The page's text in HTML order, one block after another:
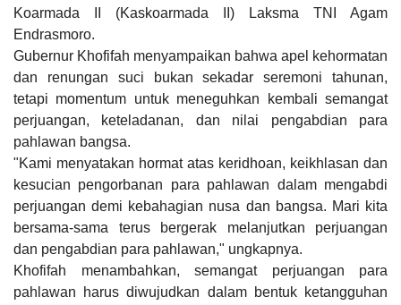
Koarmada II (Kaskoarmada II) Laksma TNI Agam
Endrasmoro.
Gubernur Khofifah menyampaikan bahwa apel kehormatan
dan renungan suci bukan sekadar seremoni tahunan,
tetapi momentum untuk meneguhkan kembali semangat
perjuangan, keteladanan, dan nilai pengabdian para
pahlawan bangsa.
"Kami menyatakan hormat atas keridhoan, keikhlasan dan
kesucian pengorbanan para pahlawan dalam mengabdi
perjuangan demi kebahagian nusa dan bangsa. Mari kita
bersama-sama terus bergerak melanjutkan perjuangan
dan pengabdian para pahlawan," ungkapnya.
Khofifah menambahkan, semangat perjuangan para
pahlawan harus diwujudkan dalam bentuk ketangguhan